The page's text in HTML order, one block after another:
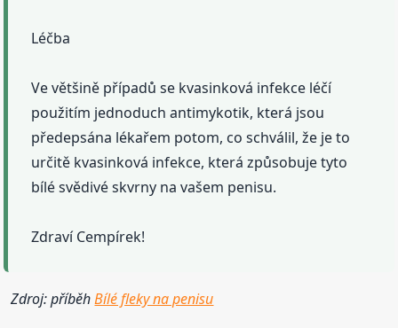
Léčba
Ve většině případů se kvasinková infekce léčí
použitím jednoduch antimykotik, která jsou
předepsána lékařem potom, co schválil, že je to
určitě kvasinková infekce, která způsobuje tyto
bílé svědivé skvrny na vašem penisu.
Zdraví Cempírek!
Zdroj: příběhBílé fleky na penisu